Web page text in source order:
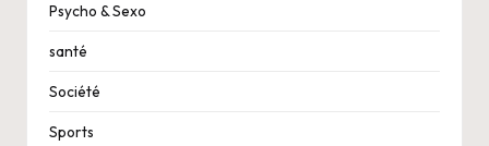
Psycho & Sexo
santé
Société
Sports